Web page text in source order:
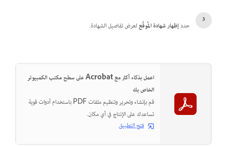
حددإظهار شهادة المُوقِّعلعرض تفاصيل الشهادة.
اعمل بذكاء أكثر مع Acrobat على سطح مكتب الكمبيوتر
الخاص بك
قم بإنشاء وتحرير وتنظيم ملفات PDF باستخدام أدوات قوية
تساعدك على الإنتاج في أي مكان.
فتح التطبيق